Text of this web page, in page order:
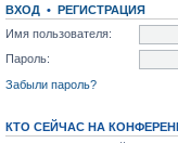
ВХОД • РЕГИСТРАЦИЯ
Имя пользователя:
Пароль:
Забыли пароль?
КТО СЕЙЧАС НА